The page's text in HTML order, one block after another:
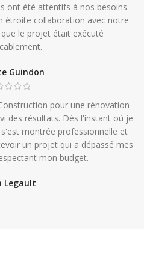
ont été attentifs à nos besoins
étroite collaboration avec notre
le projet était exécuté
Guindon
pour une rénovation
des résultats. Dès l'instant où je
montrée professionnelle et
un projet qui a dépassé mes
mon budget.
Legault